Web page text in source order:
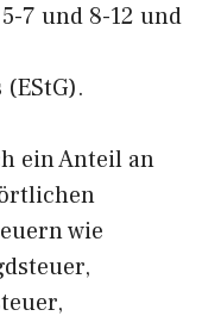
7 und 8-12 und
ein Anteil an
wie